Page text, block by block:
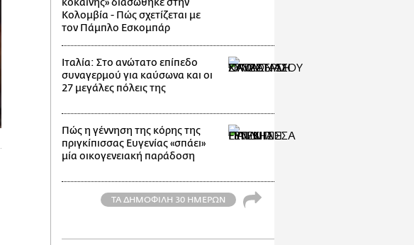
κοκαΐνης» διασώθηκε στην
Κολομβία - Πώς σχετίζεται με
τον Πάμπλο Εσκομπάρ
Ιταλία: Στο ανώτατο επίπεδο
συναγερμού για καύσωνα και οι
27 μεγάλες πόλεις της
Πώς η γέννηση της κόρης της
πριγκίπισσας Ευγενίας «σπάει»
μία οικογενειακή παράδοση
ΤΑ ΔΗΜΟΦΙΛΗ 30 ΗΜΕΡΩΝ